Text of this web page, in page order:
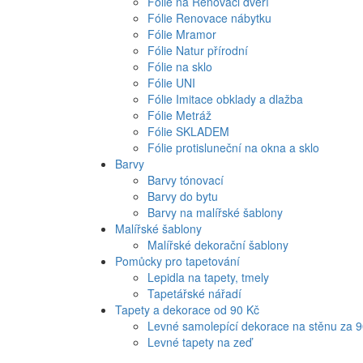
Fólie Renovace nábytku
Fólie Mramor
Fólie Natur přírodní
Fólie na sklo
Fólie UNI
Fólie Imitace obklady a dlažba
Fólie Metráž
Fólie SKLADEM
Fólie protisluneční na okna a sklo
Barvy
Barvy tónovací
Barvy do bytu
Barvy na malířské šablony
Malířské šablony
Malířské dekorační šablony
Pomůcky pro tapetování
Lepidla na tapety, tmely
Tapetářské nářadí
Tapety a dekorace od 90 Kč
Levné samolepící dekorace na stěnu za
Levné tapety na zeď